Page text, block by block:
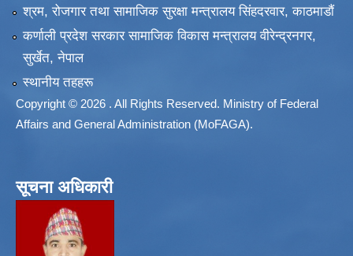
श्रम, रोजगार तथा सामाजिक सुरक्षा मन्त्रालय सिंहदरवार, काठमाडाैं
कर्णाली प्रदेश सरकार सामाजिक विकास मन्त्रालय वीरेन्द्रनगर,
सुर्खेत, नेपाल
स्थानीय तहहरू
Copyright © 2026 . All Rights Reserved. Ministry of Federal
Affairs and General Administration (MoFAGA).
सूचना अधिकारी